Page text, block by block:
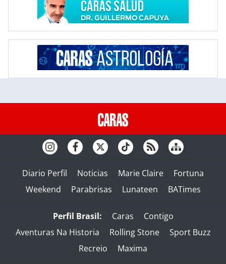
Diario Perfil Noticias Marie Claire
Fortuna
Weekend
Parabrisas Lunateen BATimes
Perfil Brasil: Caras
Contigo
Aventuras Na Historia
Rolling Stone
Sport Buzz
Recreio
Maxima